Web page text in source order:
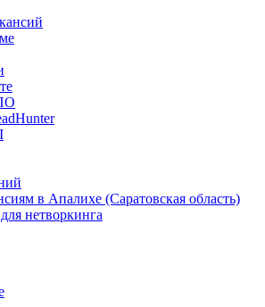
в Апалихе (Саратовская область)
нетворкинга